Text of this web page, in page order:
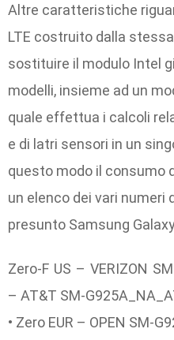
Altre caratteristiche
LTE costruito dalla
sostituire il modulo Intel
modelli, insieme ad un
quale effettua i calcoli
e di latri sensori in un
questo modo il consumo
un elenco dei vari numeri
presunto Samsung
Zero-F US – VERIZON
– AT&T SM-
• Zero EUR – OPEN SM-